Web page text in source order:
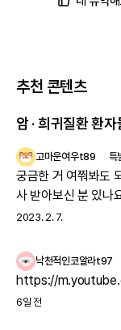
발표되었는데요.
이후 건강 악화로 우울
구들의 응원과 의료진
앞으로도 함께 힘을 모
권O욱 님. 세상을 더
요.
다른 환자들의 수기는
행사·캠페인
희귀질환 환자를 위한
뉴스킨 코리아, '
한국다케다제약, 유전
(12/11~)
추상화작가 12명,
소
(12/12)
추천 콘텐츠
암 · 희귀질환 환
고마운여우t89 특
궁금한 거 여쭤봐도
사 받아보신 분 있나
환 진단받았고, 당시
걱정스러워서리.. 다
감사하겠습니다.
2023. 2. 7.
낙천적인코알라t97
https://
6일 전